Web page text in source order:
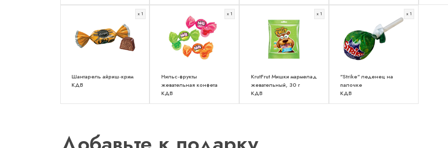
x 1
Шантарель айриш-крим
КДВ
x 1
Нильс-фрукты
жевательная конфета
КДВ
x 1
KrutFrut Мишки мармелад
жевательный, 30 г
КДВ
x 1
"Strike" леденец на
палочке
КДВ